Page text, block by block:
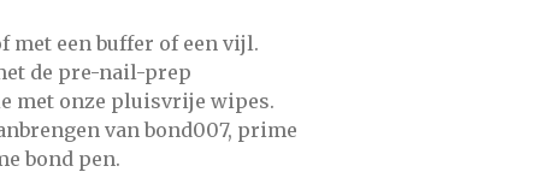
met een buffer of een vijl.
de pre-nail-prep
met onze pluisvrije wipes.
van bond007, prime
bond pen.